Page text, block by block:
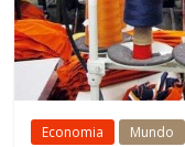
Economia Mundo